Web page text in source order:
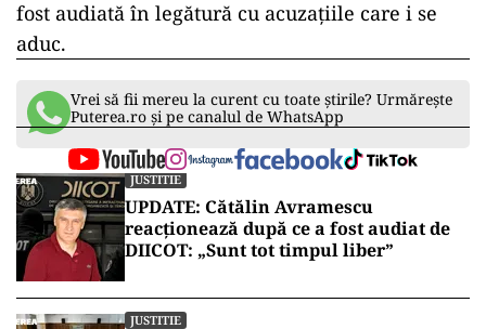
fost audiată în legătură cu acuzațiile care i se
aduc.
Vrei să fii mereu la curent cu toate știrile? Urmărește
Puterea.ro și pe canalul de WhatsApp
JUSTITIE
UPDATE: Cătălin Avramescu
reacționează după ce a fost audiat de
DIICOT: „Sunt tot timpul liber”
JUSTITIE